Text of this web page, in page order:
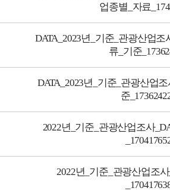
업종별_자료
DATA_2023년_기준_관광산업
류_기준
DATA_2023년_기준_관광산업
준
2022년_기준_관광산업조사
2022년_기준_관광산업조